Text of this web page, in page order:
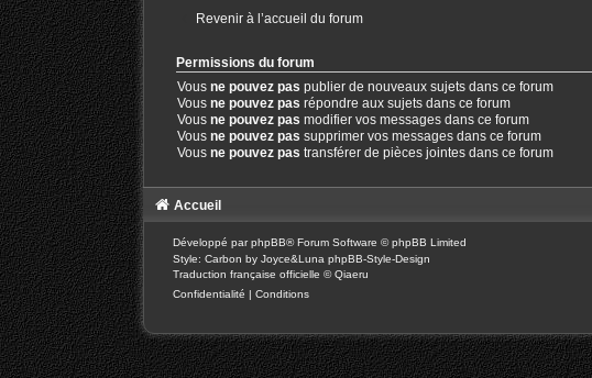
Revenir à l’accueil du forum
Permissions du forum
Vous ne pouvez pas publier de nouveaux sujets dans ce forum
Vous ne pouvez pas répondre aux sujets dans ce forum
Vous ne pouvez pas modifier vos messages dans ce forum
Vous ne pouvez pas supprimer vos messages dans ce forum
Vous ne pouvez pas transférer de pièces jointes dans ce forum
Accueil
Développé parphpBB® Forum Software © phpBB Limited
Style: Carbon by Joyce&Luna phpBB-Style-Design
Traduction française officielle ©Qiaeru
Confidentialité
Conditions